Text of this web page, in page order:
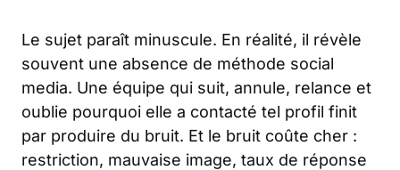
Le sujet paraît minuscule. En réalité, il révèle
souvent une absence de méthode social
media. Une équipe qui suit, annule, relance et
oublie pourquoi elle a contacté tel profil finit
par produire du bruit. Et le bruit coûte cher :
restriction, mauvaise image, taux de réponse